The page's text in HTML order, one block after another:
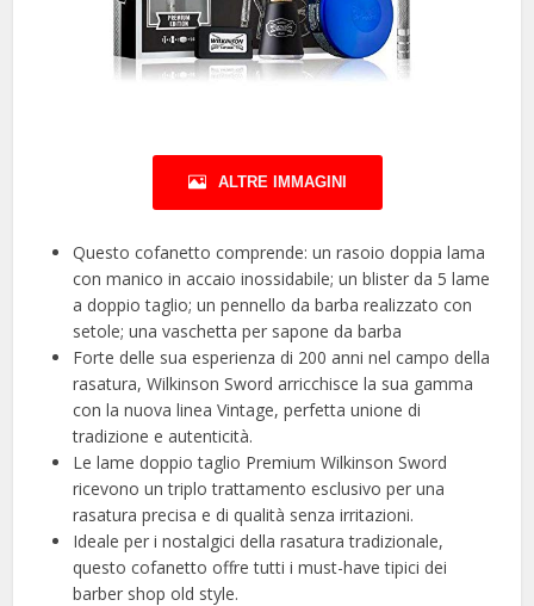
ALTRE IMMAGINI
Questo cofanetto comprende: un rasoio doppia lama
con manico in accaio inossidabile; un blister da 5 lame
a doppio taglio; un pennello da barba realizzato con
setole; una vaschetta per sapone da barba
Forte delle sua esperienza di 200 anni nel campo della
rasatura, Wilkinson Sword arricchisce la sua gamma
con la nuova linea Vintage, perfetta unione di
tradizione e autenticità.
Le lame doppio taglio Premium Wilkinson Sword
ricevono un triplo trattamento esclusivo per una
rasatura precisa e di qualità senza irritazioni.
Ideale per i nostalgici della rasatura tradizionale,
questo cofanetto offre tutti i must-have tipici dei
barber shop old style.